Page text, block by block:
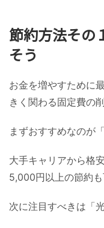
節約方法その
そう
お金を増やすために
きく関わる固定費の削
まずおすすめなのが
大手キャリアから格
5,000円以上の節約も
次に注目すべきは「光